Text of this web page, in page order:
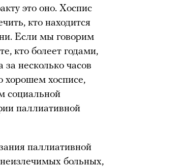
это оно. Хоспис
кто находится
Если мы говорим
кто болеет годами,
за несколько часов
хорошем хосписе,
социальной
паллиативной
паллиативной
больных,